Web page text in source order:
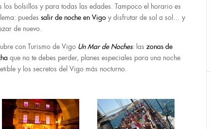
los bolsillos y para todas las edades. Tampoco el horario es
puedes salir de noche en Vigo y disfrutar de sol a sol… y
de nuevo.
con Turismo de Vigo Un Mar de Noches:las zonas de
que no te debes perder, planes especiales para una noche
y los secretos del Vigo más nocturno.